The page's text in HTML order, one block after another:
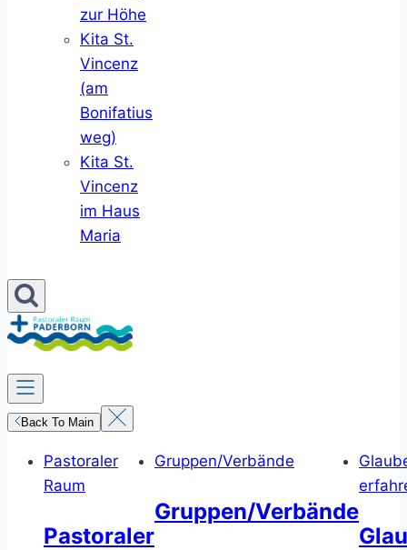
zur Höhe
Kita St.
Vincenz
(am
Bonifatius
weg)
Kita St.
Vincenz
im Haus
Maria
Back To Main
Pastoraler
Raum
Pastoraler
Gruppen/Verbände
Gruppen/Verbände